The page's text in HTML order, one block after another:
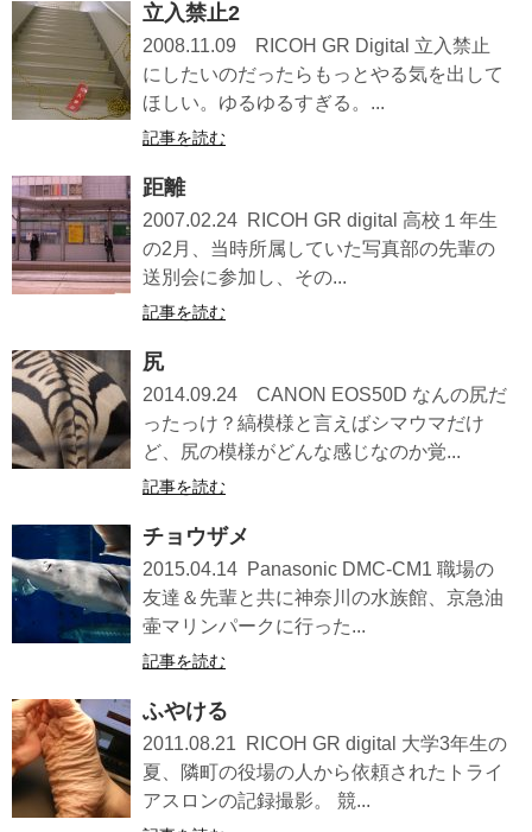
立入禁止2
2008.11.09 RICOH GR Digital 立入禁止
にしたいのだったらもっとやる気を出して
ほしい。ゆるゆるすぎる。...
記事を読む
距離
2007.02.24 RICOH GR digital 高校１年生
の2月、当時所属していた写真部の先輩の
送別会に参加し、その...
記事を読む
尻
2014.09.24 CANON EOS50D なんの尻だ
ったっけ？縞模様と言えばシマウマだけ
ど、尻の模様がどんな感じなのか覚...
記事を読む
チョウザメ
2015.04.14 Panasonic DMC-CM1 職場の
友達＆先輩と共に神奈川の水族館、京急油
壷マリンパークに行った...
記事を読む
ふやける
2011.08.21 RICOH GR digital 大学3年生の
夏、隣町の役場の人から依頼されたトライ
アスロンの記録撮影。 競...